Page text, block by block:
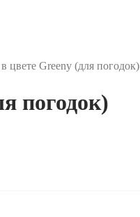
цвете Greeny (для погодок)
погодок)